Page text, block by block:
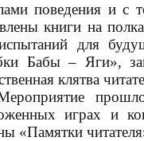
поведения и с
книги на
для
Бабы – Яги»,
клятва
играх и
«Памятки